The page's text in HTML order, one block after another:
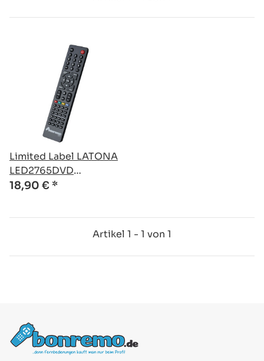
Limited Label LATONA
LED2765DVD
kompatible Ersatz
18,90 € *
Artikel 1 - 1 von 1